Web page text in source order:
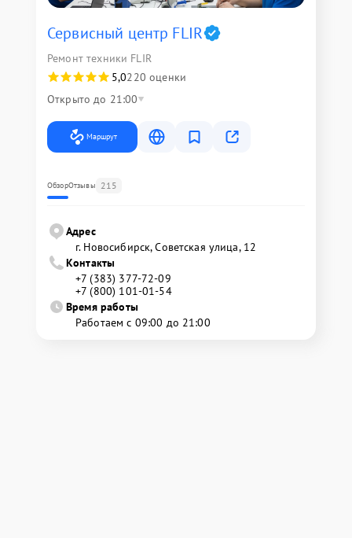
Сервисный центр FLIR
Ремонт техники FLIR
5,0220 оценки
Открыто до 21:00
Маршрут
ОбзорОтзывы 215
Адрес
г. Новосибирск, Советская улица, 12
Контакты
+7 (383) 377-72-09
+7 (800) 101-01-54
Время работы
Работаем с 09:00 до 21:00